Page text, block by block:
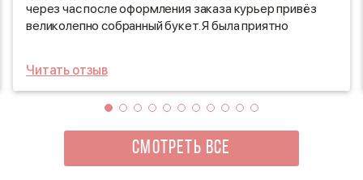
через час после оформления заказа курьер привёз
великолепно собранный букет. Я была приятно
просто восхитительным. Это отличный способ
порадовать себя или близких, не выходя из дома!
Читать отзыв
СМОТРЕТЬ ВСЕ